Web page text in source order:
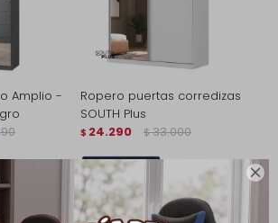

Amplio -
Ropero puertas corredizas
SOUTH Plus
$ 24.290 $ 33.000
$19.432